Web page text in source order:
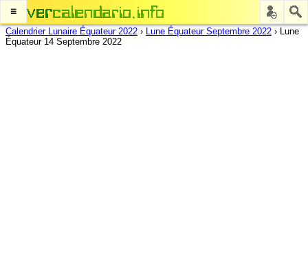
≡
Calendrier Lunaire Équateur 2022 › Lune Équateur Septembre 2022 › Lune
Équateur 14 Septembre 2022